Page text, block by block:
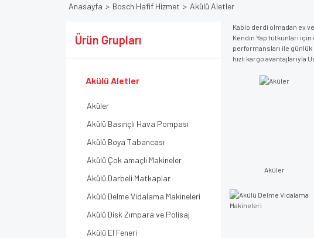
Anasayfa Bosch Hafif Hizmet Akülü Aletler
Ürün Grupları
Akülü Aletler
Aküler
Akülü Basınçlı Hava Pompası
Akülü Boya Tabancası
Akülü Çok amaçlı Makineler
Akülü Darbeli Matkaplar
Akülü Delme Vidalama Makineleri
Akülü Disk Zımpara ve Polisaj
Akülü El Feneri
Kablo derdi olmadan ev
Kendin Yap tutkunları
performansları ile
hızlı kargo
Aküler